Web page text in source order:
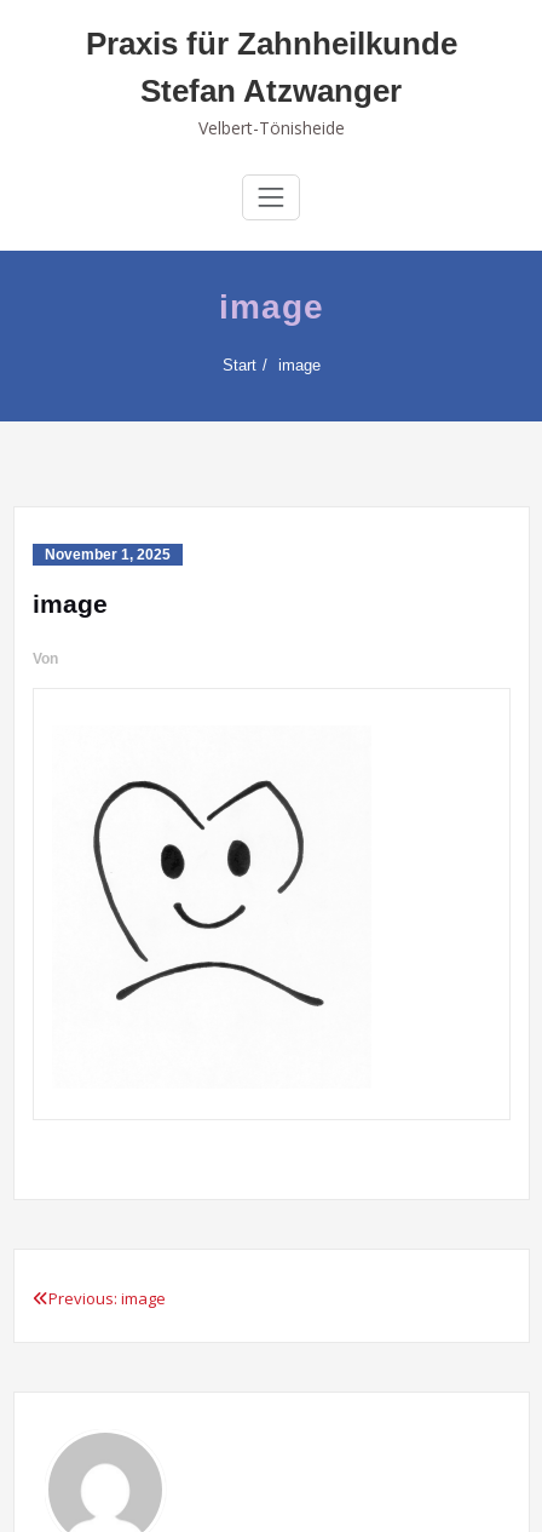
Praxis für Zahnheilkunde
Stefan Atzwanger
Velbert-Tönisheide
image
Start image
November 1, 2025
image
Von
Beitragsnavigation
Previous: image